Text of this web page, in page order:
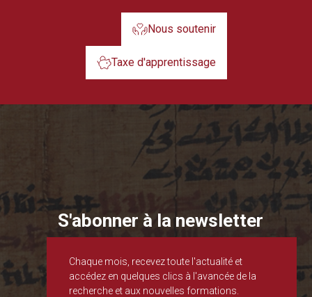
Nous soutenir
Taxe d'apprentissage
S'abonner à la newsletter
Chaque mois, recevez toute l'actualité et
accédez en quelques clics à l'avancée de la
recherche et aux nouvelles formations.